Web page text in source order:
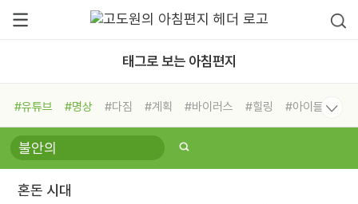
태그로 보는 아침편지
#유튜브 #명상 #다짐 #계획 #바이러스 #힐링
#아이들
#비전캠프
#독서캠프 #삶
#희망
#나눔 #친구 #링컨학교
#독서
#건강
혼돈 시대